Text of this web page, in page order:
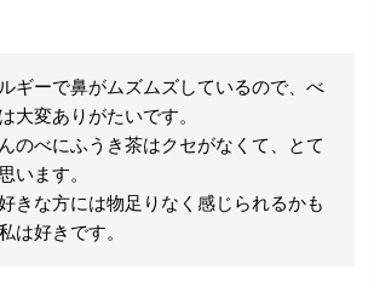
ギーで鼻がムズムズしているので、べ
大変ありがたいです。
のべにふうき茶はクセがなくて、とて
います。
きな方には物足りなく感じられるかも
は好きです。